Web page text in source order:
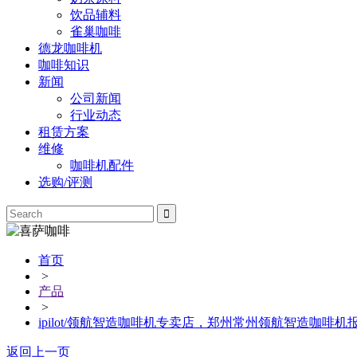
饮品辅料
雀巢咖啡
德龙咖啡机
咖啡知识
新闻
公司新闻
行业动态
租赁方案
维修
咖啡机配件
选购/评测
首页
>
产品
>
ipilot/领航智造咖啡机专卖店，郑州常州领航智造咖啡机
返回上一页